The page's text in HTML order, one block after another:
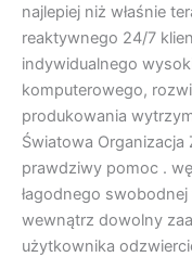
najlepiej niż właśnie
reaktywnego 24/7
indywidualnego
komputerowego,
produkowania
Światowa
prawdziwy pomoc .
łagodnego
wewnątrz dowolny
użytkownika